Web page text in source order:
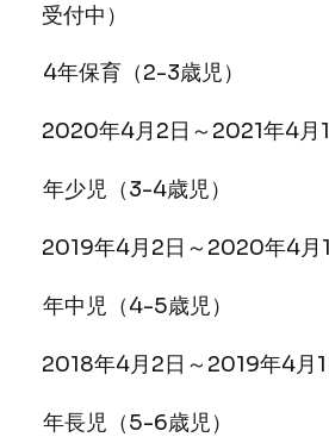
受付中）
2020年4月2日～2021年4月1
4年保育（2-3歳児）
2019年4月2日～2020年4月1
年少児（3-4歳児）
2018年4月2日～2019年4月1
年中児（4-5歳児）
年長児（5-6歳児）